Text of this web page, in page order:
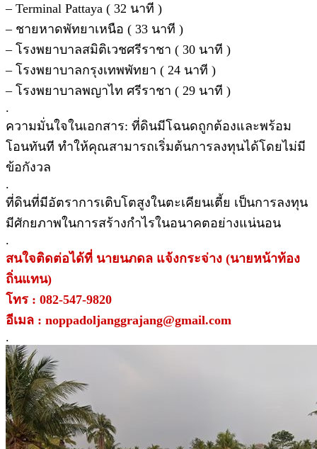
– Terminal Pattaya ( 32 นาที )
– ชายหาดพัทยาเหนือ ( 33 นาที )
– โรงพยาบาลสมิติเวชศรีราชา ( 30 นาที )
– โรงพยาบาลกรุงเทพพัทยา ( 24 นาที )
– โรงพยาบาลพญาไท ศรีราชา ( 29 นาที )
.
ความมั่นใจในเอกสาร: ที่ดินมีโฉนดถูกต้องและพร้อม
โอนทันที ทำให้คุณสามารถเริ่มต้นการลงทุนได้โดยไม่มี
ข้อกังวล
.
ที่ดินที่มีอัตราการเติบโตสูงในตะเคียนเตี้ย เป็นการลงทุน
มีศักยภาพในการสร้างกำไรในอนาคตอย่างแน่นอน
.
สนใจติดต่อได้ที่ นายนภดล แจ้งกระจ่าง (นายหน้าท้อง
ถิ่นแทน)
โทร : 082-547-9820
อีเมล : noppadoljanggrajang@gmail.com
.